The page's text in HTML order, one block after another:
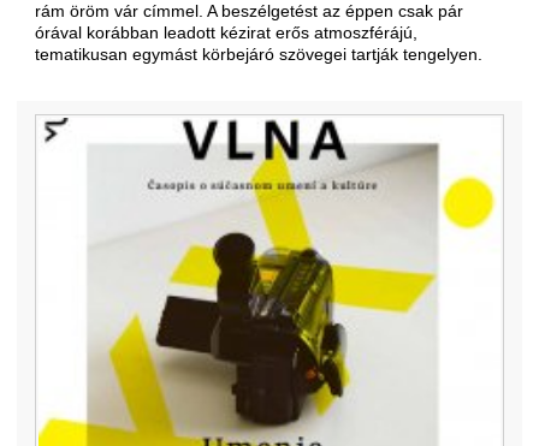
rám öröm vár címmel. A beszélgetést az éppen csak pár
órával korábban leadott kézirat erős atmoszférájú,
tematikusan egymást körbejáró szövegei tartják tengelyen.